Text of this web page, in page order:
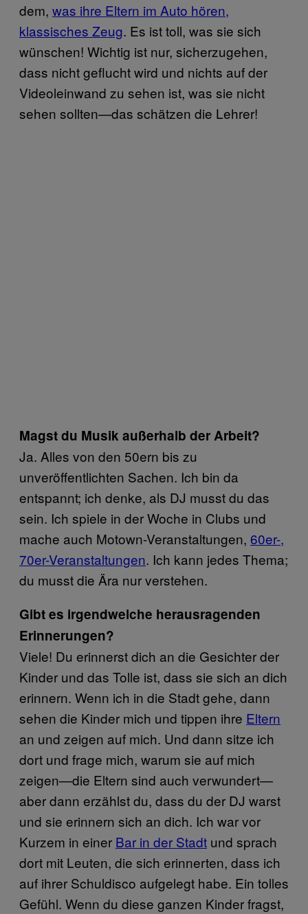
dem, was ihre Eltern im Auto hören,
klassisches Zeug​. Es ist toll, was sie sich
wünschen! Wichtig ist nur, sicherzugehen,
dass nicht geflucht wird und nichts auf der
Videoleinwand zu sehen ist, was sie nicht
sehen sollten—das schätzen die Lehrer!
Magst du Musik außerhalb der Arbeit?
Ja. Alles von den 50ern bis zu
unveröffentlichten Sachen. Ich bin da
entspannt; ich denke, als DJ musst du das
sein. Ich spiele in der Woche in Clubs und
mache auch Motown-Veranstaltungen, 60er-,
70er-Veranstaltungen​. Ich kann jedes Thema;
du musst die Ära nur verstehen.
Gibt es irgendwelche herausragenden
Erinnerungen?
Viele! Du erinnerst dich an die Gesichter der
Kinder und das Tolle ist, dass sie sich an dich
erinnern. Wenn ich in die Stadt gehe, dann
sehen die Kinder mich und tippen ihre Eltern
an und zeigen auf mich. Und dann sitze ich
dort und frage mich, warum sie auf mich
zeigen—die Eltern sind auch verwundert—
aber dann erzählst du, dass du der DJ warst
und sie erinnern sich an dich. Ich war vor
Kurzem in einer Bar in der Stadt ​ und sprach
dort mit Leuten, die sich erinnerten, dass ich
auf ihrer Schuldisco aufgelegt habe. Ein tolles
Gefühl. Wenn du diese ganzen Kinder fragst,